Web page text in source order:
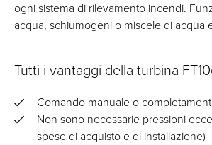
ogni sistema di rilevamento incendi.
acqua, schiumogeni o miscele di acqua
Tutti i vantaggi della turbina
Comando manuale o
Non sono necessarie pressioni
spese di acquisto e di installazione)